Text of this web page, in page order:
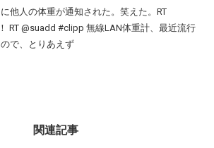
他人の体重が通知された。笑えた。RT
RT @suadd #clipp 無線LAN体重計、最近流行
で、とりあえず
関連記事